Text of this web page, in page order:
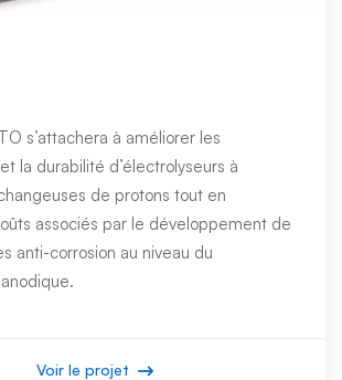
s’attachera à améliorer les
la durabilité d’électrolyseurs à
de protons tout en
associés par le développement de
anti-corrosion au niveau du
Voir le projet